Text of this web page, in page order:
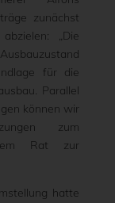
zunächst
„Die
für die
Parallel
können wir
zum
Rat zur
hatte